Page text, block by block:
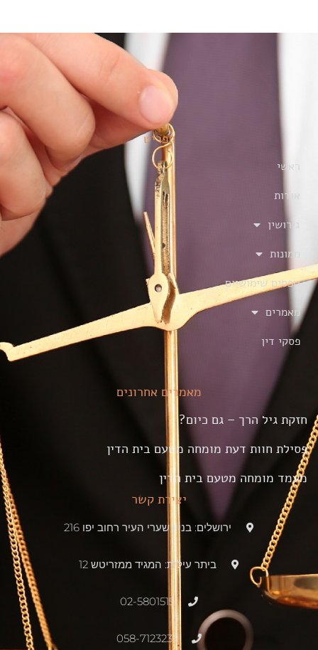
תפריט
ראשי
אודות
גירושין
ממונות
טפסים שימושיים
מאמרים
פסקי דין
מאמרים אחרונים
חזקת גיל הרך – גם כיום?
פסילת חוות דעת מומחה מטעם בית הדין
מעמד מומחה מטעם בית הדין
יצירת קשר
ירושלים: בניין שערי העיר רחוב יפו 216
ביתר עילית: המגיד ממזריטש 12
02-5801515
058-7123232